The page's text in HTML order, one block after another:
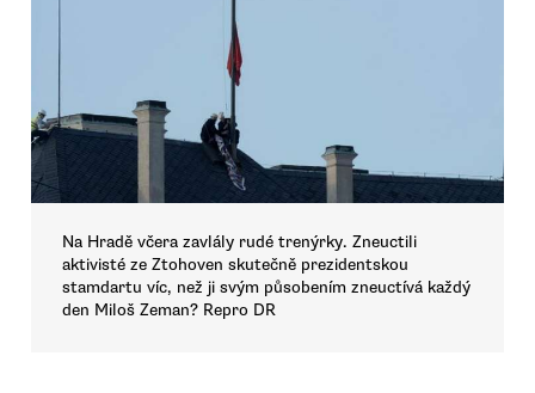
Na Hradě včera zavlály rudé trenýrky. Zneuctili
aktivisté ze Ztohoven skutečně prezidentskou
stamdartu víc, než ji svým působením zneuctívá každý
den Miloš Zeman? Repro DR